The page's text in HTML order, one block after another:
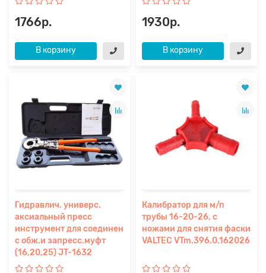
1766р.
В корзину
1930р.
В корзину
Гидравлич. универс.
аксиальный пресс
инструмент для соединен
с обж.и запресс.муфт
(16,20,25) JT-1632
Калибратор для м/п
трубы 16-20-26, с
ножами для снятия фаски
VALTEC VTm.396.0.162026